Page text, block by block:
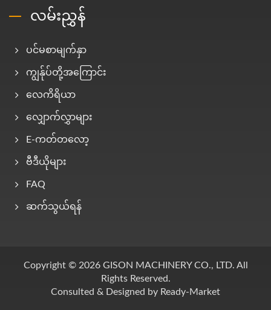
လမ်းညွှန်
ပင်မစာမျက်နှာ
ကျွန်ုပ်တို့အကြောင်း
လေကိရိယာ
လျှောက်လွှာများ
E-ကတ်တလော့
ဗီဒီယိုများ
FAQ
ဆက်သွယ်ရန်
Copyright © 2026 GISON MACHINERY CO., LTD. All
Rights Reserved.
Consulted & Designed by Ready-Market